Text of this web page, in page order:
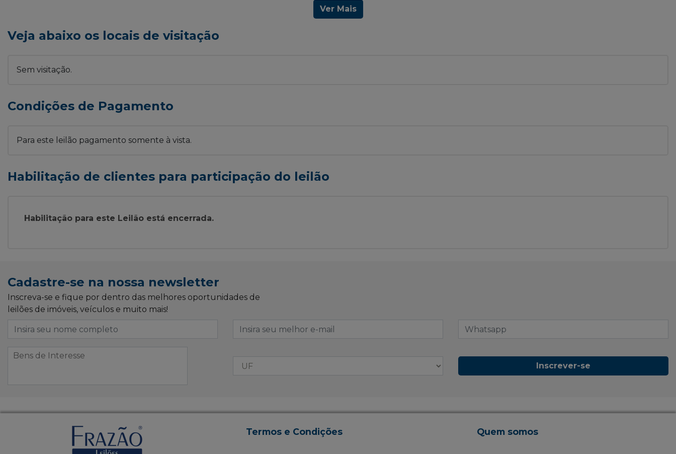
Ver Mais
Veja abaixo os locais de visitação
Sem visitação.
Condições de Pagamento
Para este leilão pagamento somente à vista.
Habilitação de clientes para participação do leilão
Habilitação para este Leilão está encerrada.
Cadastre-se na nossa newsletter
Inscreva-se e fique por dentro das melhores oportunidades de
leilões de imóveis, veículos e muito mais!
Inscrever-se
Termos e Condições Quem somos